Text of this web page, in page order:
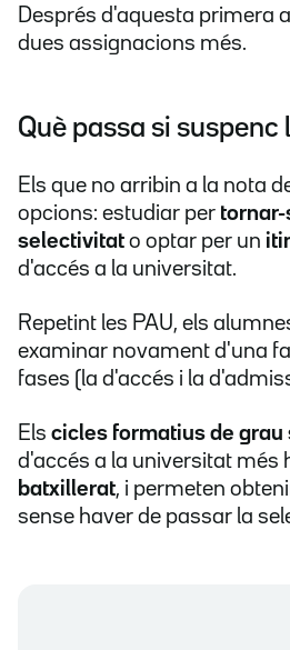
Després d'aquesta primera
dues assignacions més.
Què passa si
Els que no arribin a la nota
opcions: estudiar per tornar-
selectivitat o optar per un
d'accés a la universitat.
Repetint les PAU, els
examinar novament d'una
fases (la d'accés i la
Els cicles formatius de grau
d'accés a la universitat més
batxillerat, i permeten
sense haver de passar la